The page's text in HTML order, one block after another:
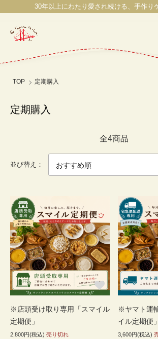
30年以上にわたり愛され続ける、手作り
TOP 定期購入
定期購入
全4商品
並び替え：
※店頭受け取り専用「スマイル
定期便」
2,800円(税込) 売り切れ
※ヤマト運
イル定期便」
3,600円(税込)